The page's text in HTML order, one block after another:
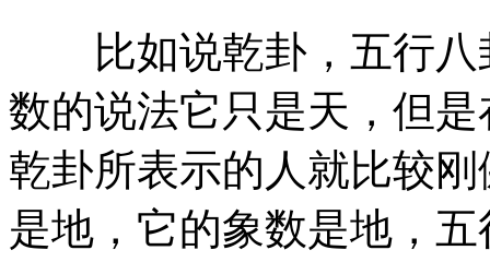
比如说乾卦，五行八
数的说法它只是天，但
乾卦所表示的人就比较
是地，它的象数是地，